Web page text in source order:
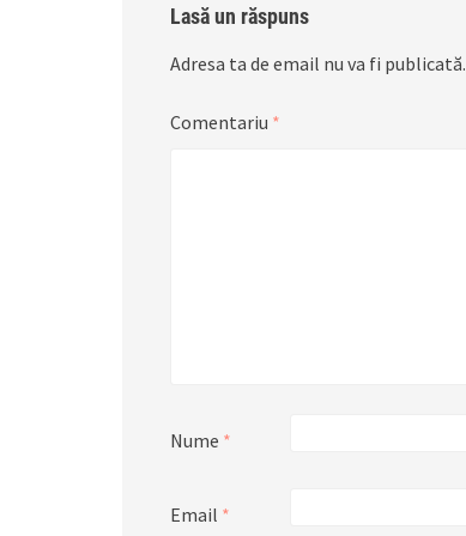
Lasă un răspuns
Adresa ta de email nu va fi publicată.
Comentariu *
Nume *
Email *